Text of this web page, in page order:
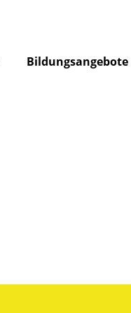
Bildungsangebote